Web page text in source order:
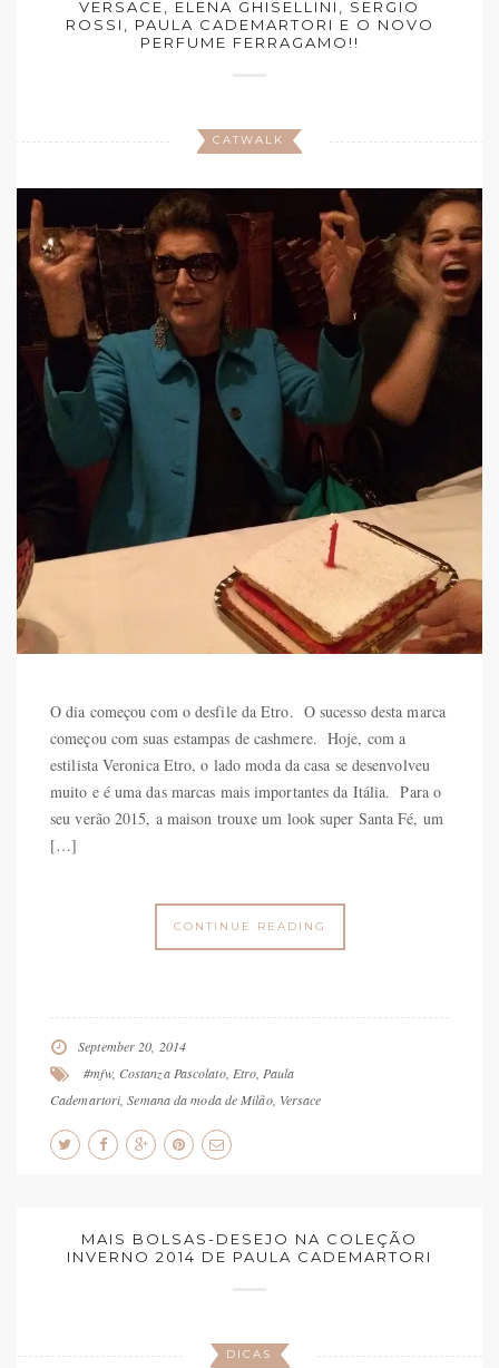
VERSACE, ELENA GHISELLINI, SERGIO
ROSSI, PAULA CADEMARTORI E O NOVO
PERFUME FERRAGAMO!!
CATWALK
O dia começou com o desfile da Etro. O sucesso desta marca
começou com suas estampas de cashmere. Hoje, com a
estilista Veronica Etro, o lado moda da casa se desenvolveu
muito e é uma das marcas mais importantes da Itália. Para o
seu verão 2015, a maison trouxe um look super Santa Fé, um
[…]
CONTINUE READING
September 20, 2014
#mfw, Costanza Pascolato, Etro Paula
Cademartori,Semana da moda de Milão, Versace
MAIS BOLSAS-DESEJO NA COLEÇÃO
INVERNO 2014 DE PAULA CADEMARTORI
DICAS